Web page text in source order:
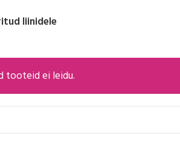
liinidele
tooteid ei leidu.